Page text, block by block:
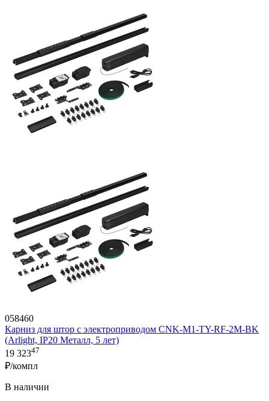
058460
Карниз для штор с электроприводом CNK-M1-TY-RF-2M-BK
(Arlight, IP20 Металл, 5 лет)
19 32347
₽/компл
В наличии